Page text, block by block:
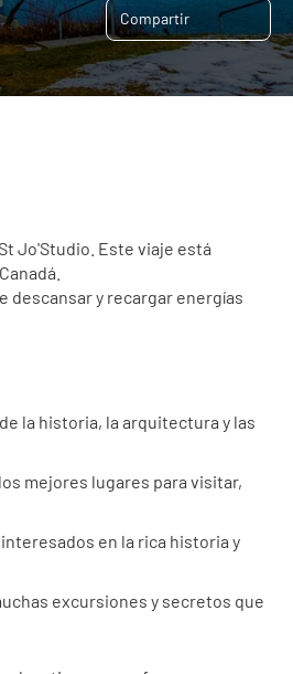
Compartir
Jo'Studio. Este viaje está
y recargar energías
la historia, la arquitectura y las
mejores lugares para visitar,
en la rica historia y
excursiones y secretos que